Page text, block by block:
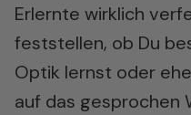
Erlernte wirklich
feststellen, ob Du
Optik lernst oder
auf das gesprochen